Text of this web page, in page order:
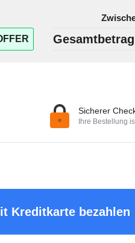
Sicherer
Ihre Bestellung
Kreditkarte bezahlen